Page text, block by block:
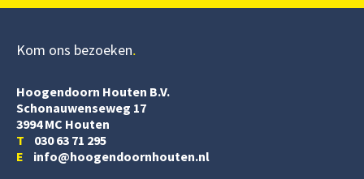
Kom ons bezoeken
Hoogendoorn Houten B.V.
Schonauwenseweg 17
3994 MC Houten
T 030 63 71 295
E info@hoogendoornhouten.nl